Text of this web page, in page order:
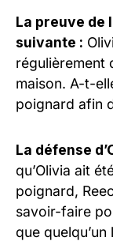
La preuve de
suivante :
régulièrement
maison. A-t-
poignard afin
La défense
qu’Olivia ait
poignard,
savoir-faire
que